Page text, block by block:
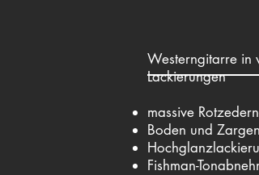
Westerngitarre in
Lackierungen
massive
Boden und
Fishman-